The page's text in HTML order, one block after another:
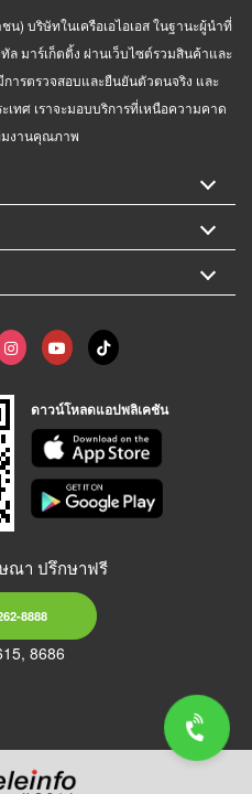
) บริษัทในเครือเอไอเอส ในฐานะผู้นำที่
มาร์เก็ตติ้ง ผ่านเว็บไซต์รวมสินค้าและ
ารตรวจสอบและยืนยันตัวตนจริง และ
ทศ เราจะมอบบริการที่เหนือความคาด
งานคุณภาพ
ดาวน์โหลดแอปพลิเคชัน
ณา ปรึกษาฟรี
8888
8686